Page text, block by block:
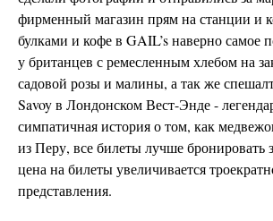
фирменный магазин прям на станции и
булками и кофе в GAIL’s наверно самое
у британцев с ремесленным хлебом на
садовой розы и малины, а так же
Savoy в Лондонском Вест-Энде -
симпатичная история о том, как
из Перу, все билеты лучше бронировать
цена на билеты увеличивается
представления.